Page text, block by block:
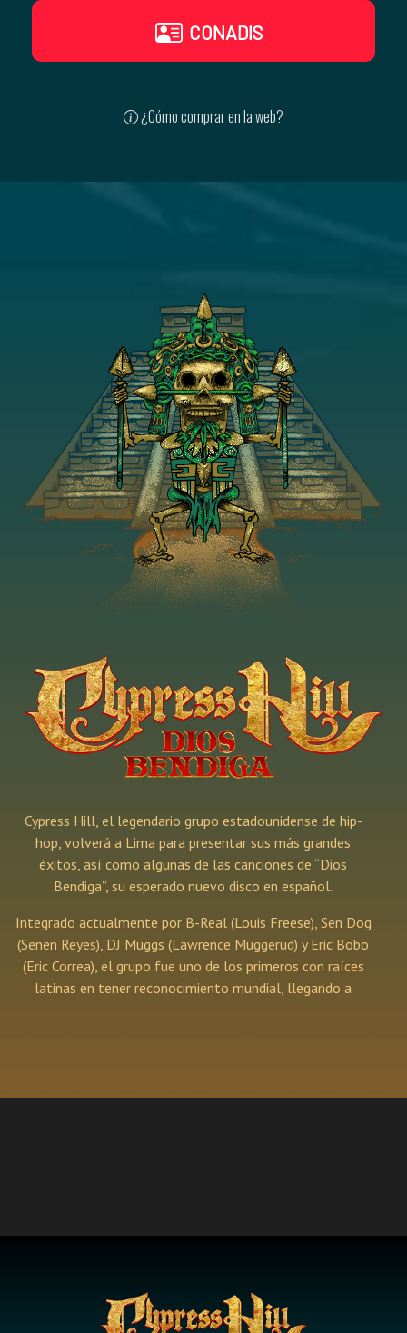
CONADIS
¿Cómo comprar en la web?
Cypress Hill, el legendario grupo estadounidense de hip-
hop, volverá a Lima para presentar sus más grandes
éxitos, así como algunas de las canciones de “Dios
Bendiga”, su esperado nuevo disco en español.
Integrado actualmente por B-Real (Louis Freese), Sen Dog
(Senen Reyes), DJ Muggs (Lawrence Muggerud) y Eric Bobo
(Eric Correa), el grupo fue uno de los primeros con raíces
latinas en tener reconocimiento mundial, llegando a
El Latam Tour de Cypress Hill también servirá para
presentar “Dios Bendiga”, su nuevo disco de canciones en